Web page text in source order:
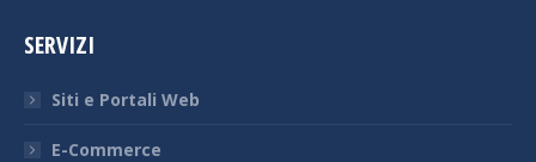
opens
new
window
opens
new
window
new
window
new
window
SERVIZI
Siti e Portali Web
E-Commerce